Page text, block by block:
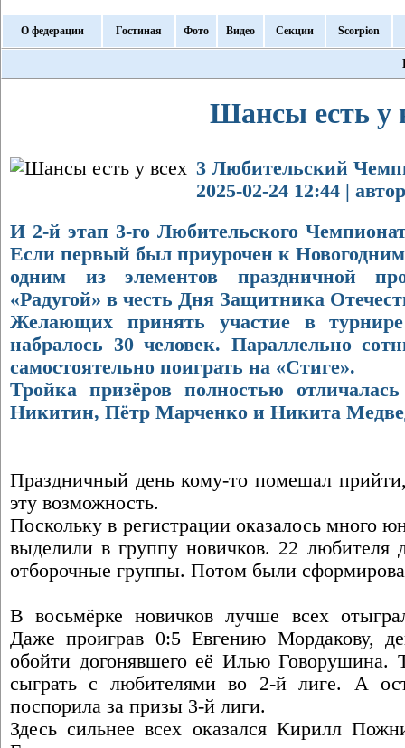
О федерации Гостиная Фото Видео Секции Scorpion
Шансы есть у
3 Любительский
2025-02-24 12:44 |
И 2-й этап 3-го Любительского
Если первый был приурочен к
одним из элементов праздничной
«Радугой» в честь Дня Защитника
Желающих принять участие в
набралось 30 человек. Параллельно
самостоятельно поиграть на «Стиге».
Тройка призёров полностью
Никитин, Пётр Марченко и Никита
Праздничный день кому-то помешал
эту возможность.
Поскольку в регистрации оказалось много
выделили в группу новичков. 22 любителя
отборочные группы. Потом были
В восьмёрке новичков лучше всех
Даже проиграв 0:5 Евгению Мордакову,
обойти догонявшего её Илью
сыграть с любителями во 2-й лиге. А
поспорила за призы 3-й лиги.
Здесь сильнее всех оказался Кирилл